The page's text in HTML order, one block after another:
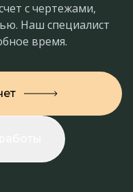
с чертежами,
Наш специалист
время.